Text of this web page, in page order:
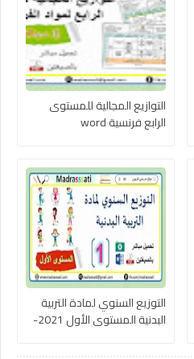
التوازيع المجالية للمستوى
الرابع فرنسية word
التوزيع السنوي لمادة التربية
البدنية المستوى الأول 2021-